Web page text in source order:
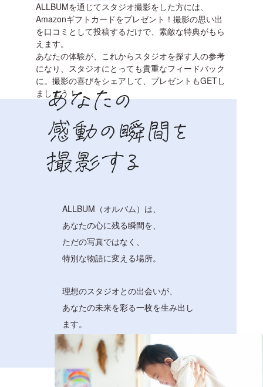
ALLBUMを通じてスタジオ撮影をした方には、
Amazonギフトカードをプレゼント！撮影の思い出
を口コミとして投稿するだけで、素敵な特典がもら
えます。
あなたの体験が、これからスタジオを探す人の参考
になり、スタジオにとっても貴重なフィードバック
に。撮影の喜びをシェアして、プレゼントもGETし
ましょう！
ALLBUM（オルバム）は、
あなたの心に残る瞬間を、
ただの写真ではなく、
特別な物語に変える場所。
理想のスタジオとの出会いが、
あなたの未来を彩る一枚を生み出し
ます。